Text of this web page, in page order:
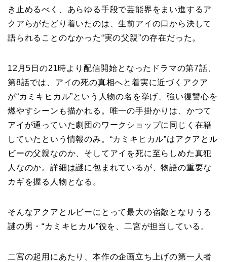
き止めるべく、あらゆる手段で芸能界をまい進するア
クアらがたどり着いたのは、生前アイの口から決して
語られることのなかった“実の父親”の存在だった。
12月5日の21時より配信開始となったドラマの第7話、
第8話では、アイの死の真相へと着実に近づくアクア
が“カミキヒカル”という人物の名を挙げ、強い復讐心を
燃やすシーンも描かれる。唯一の手掛かりは、かつて
アイが通っていた劇団のワークショップに同じく在籍
していたという情報のみ。“カミキヒカル”はアクアとル
ビーの父親なのか、そしてアイを死に至らしめた真犯
人なのか。詳細は謎に包まれているが、物語の重要な
カギを握る人物となる。
そんなアクアとルビーにとって最大の宿敵となりうる
謎の男・“カミキヒカル”役を、二宮が担当している。
二宮の起用にあたり、本作の企画立ち上げの第一人者